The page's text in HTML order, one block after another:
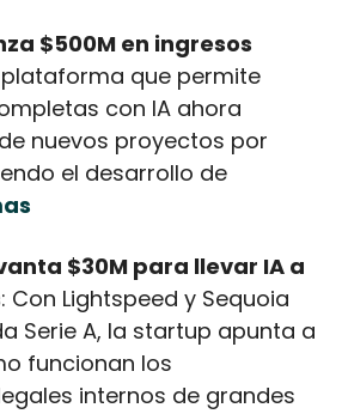
$500M en ingresos
plataforma que permite
con IA ahora
nuevos proyectos por
el desarrollo de
$30M para llevar IA a
: Con Lightspeed y Sequoia
Serie A, la startup apunta a
funcionan los
internos de grandes